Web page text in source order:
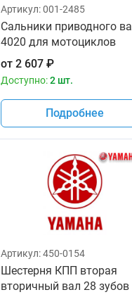
Артикул:001-2485
Сальники приводного
4020 для мотоциклов
от 2 607₽
Доступно:2 шт.
Подробнее
Артикул:450-0154
Шестерня КПП вторая
вторичный вал 28 зубов